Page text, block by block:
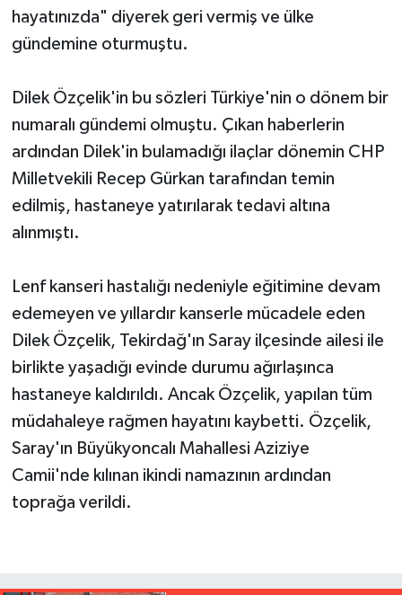
hayatınızda" diyerek geri vermiş ve ülke
gündemine oturmuştu.
Dilek Özçelik'in bu sözleri Türkiye'nin o dönem bir
numaralı gündemi olmuştu. Çıkan haberlerin
ardından Dilek'in bulamadığı ilaçlar dönemin CHP
Milletvekili Recep Gürkan tarafından temin
edilmiş, hastaneye yatırılarak tedavi altına
alınmıştı.
Lenf kanseri hastalığı nedeniyle eğitimine devam
edemeyen ve yıllardır kanserle mücadele eden
Dilek Özçelik, Tekirdağ'ın Saray ilçesinde ailesi ile
birlikte yaşadığı evinde durumu ağırlaşınca
hastaneye kaldırıldı. Ancak Özçelik, yapılan tüm
müdahaleye rağmen hayatını kaybetti. Özçelik,
Saray'ın Büyükyoncalı Mahallesi Aziziye
Camii'nde kılınan ikindi namazının ardından
toprağa verildi.